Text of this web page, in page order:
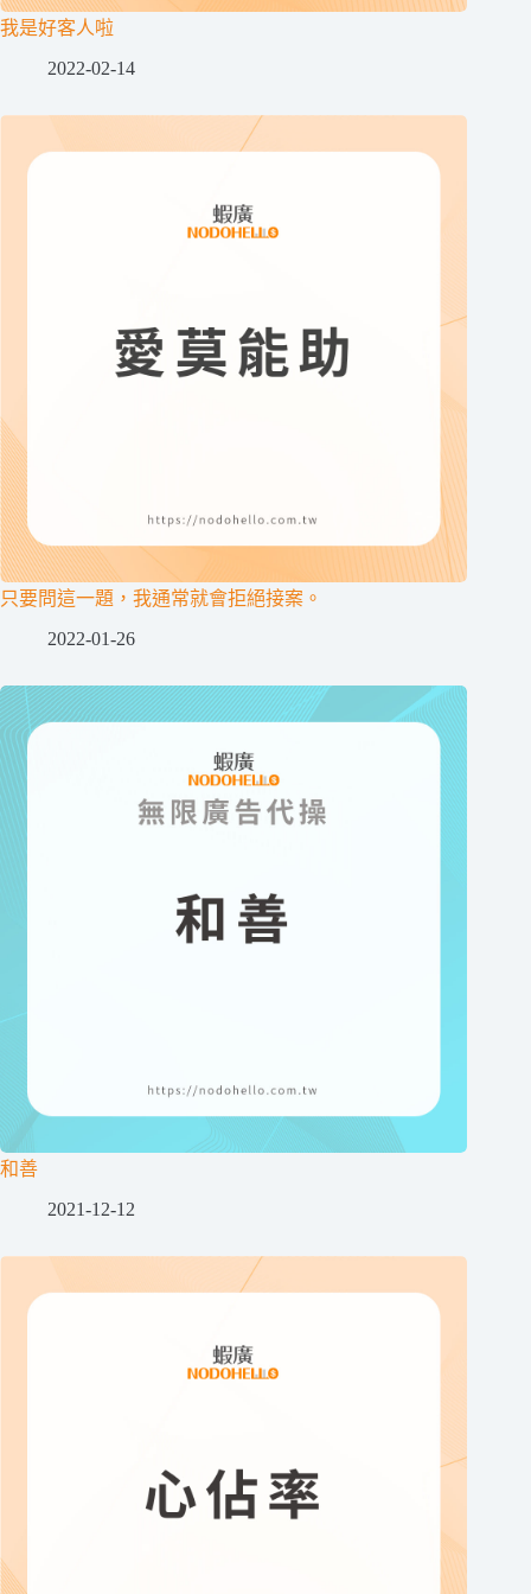
我是好客人啦
2022-02-14
只要問這一題，我通常就會拒絕接案。
2022-01-26
和善
2021-12-12